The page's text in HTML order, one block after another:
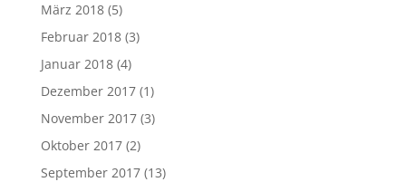
März 2018(5)
Februar 2018(3)
Januar 2018(4)
Dezember 2017(1)
November 2017(3)
Oktober 2017(2)
September 2017(13)